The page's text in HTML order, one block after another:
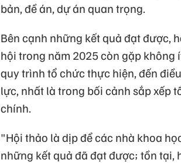
bản, đề án, dự án quan trọng.
Bên cạnh những kết quả đạt được,
hội trong năm 2025 còn gặp không
quy trình tổ chức thực hiện, đến
lực, nhất là trong bối cảnh sắp xếp
chính.
"Hội thảo là dịp để các nhà khoa
những kết quả đã đạt được; tồn